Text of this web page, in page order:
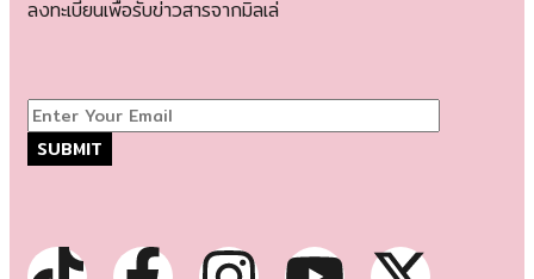
ลงทะเบียนเพื่อรับข่าวสารจากมิลเล่